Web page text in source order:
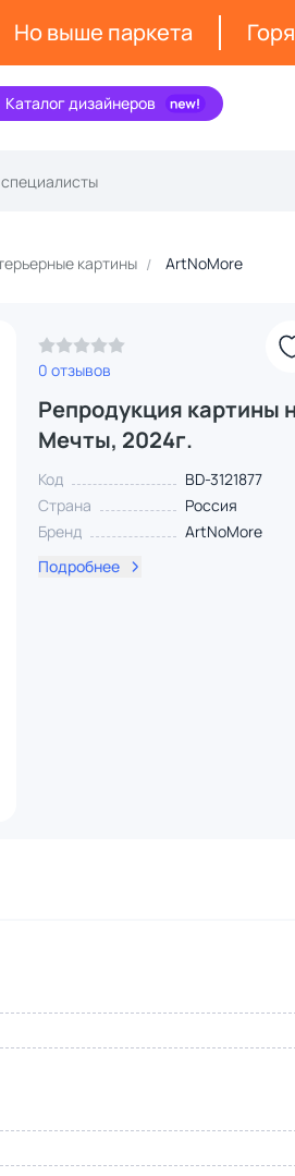
Но выше паркета
Каталог дизайнеров
картины ArtNoMore
0 отзывов
Репродукция картины
Мечты, 2024г.
Код
BD-3121877
Страна
Россия
Бренд
ArtNoMore
Подробнее